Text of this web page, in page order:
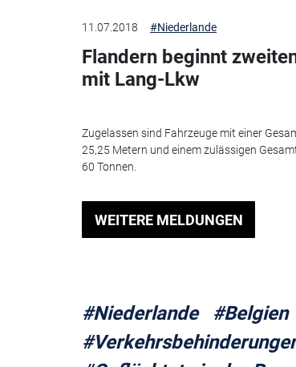
11.07.2018 #Niederlande
Flandern beginnt
mit Lang-Lkw
Zugelassen sind Fahrzeuge mit einer
25,25 Metern und einem zulässigen
60 Tonnen.
WEITERE MELDUNGEN
#Niederlande #Belgien